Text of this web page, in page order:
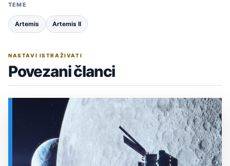
TEME
Artemis Artemis II
NASTAVI ISTRAŽIVATI
Povezani članci